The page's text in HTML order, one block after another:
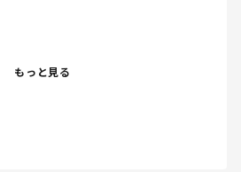
のが22時過ぎってなんなん。
のはえらいよ！
もっと見る